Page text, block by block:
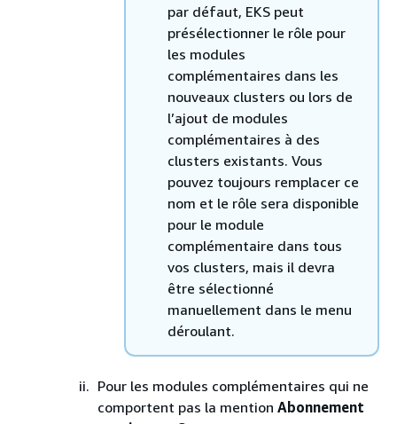
par défaut, EKS peut
présélectionner le rôle pour
les modules
complémentaires dans les
nouveaux clusters ou lors de
l’ajout de modules
complémentaires à des
clusters existants. Vous
pouvez toujours remplacer ce
nom et le rôle sera disponible
pour le module
complémentaire dans tous
vos clusters, mais il devra
être sélectionné
manuellement dans le menu
déroulant.
Pour les modules complémentaires qui ne
comportent pas la mention Abonnement